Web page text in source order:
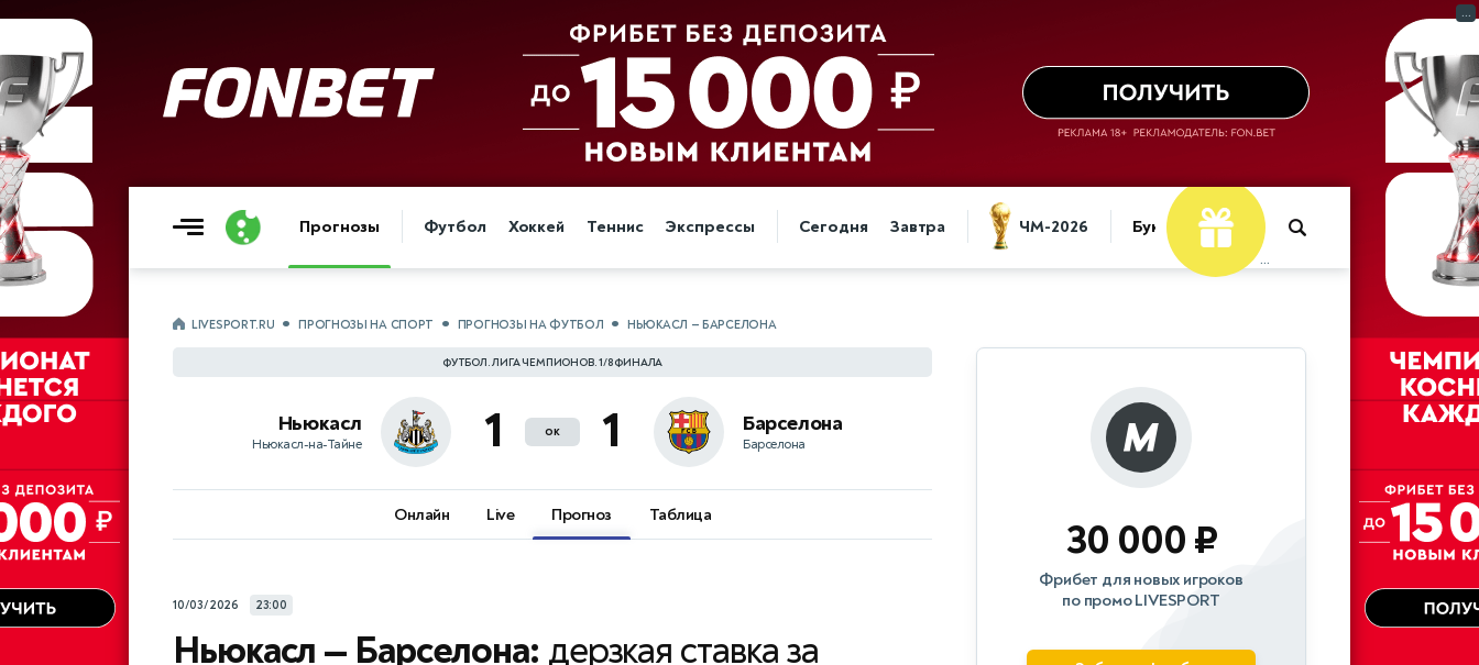
Прогнозы Футбол Хоккей Теннис Экспрессы Сегодня Завтра ЧМ-2026 Букмекеры
Фрибет
...
LIVESPORT.RU ПРОГНОЗЫ НА СПОРТ ПРОГНОЗЫ НА ФУТБОЛ НЬЮКАСЛ — БАРСЕЛОНА
ФУТБОЛ. ЛИГА ЧЕМПИОНОВ. 1/8 ФИНАЛА
Ньюкасл
Ньюкасл-на-Тайне 1 ок 1 Барселона
Барселона
Онлайн Live Прогноз Таблица
10/03/2026 23:00
Ньюкасл — Барселона: дерзкая ставка за
30 000 ₽
Фрибет для новых игроков
по промо LIVESPORT
...